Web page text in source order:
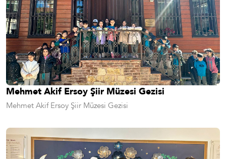
Mehmet Akif Ersoy Şiir Müzesi Gezisi
Mehmet Akif Ersoy Şiir Müzesi Gezisi